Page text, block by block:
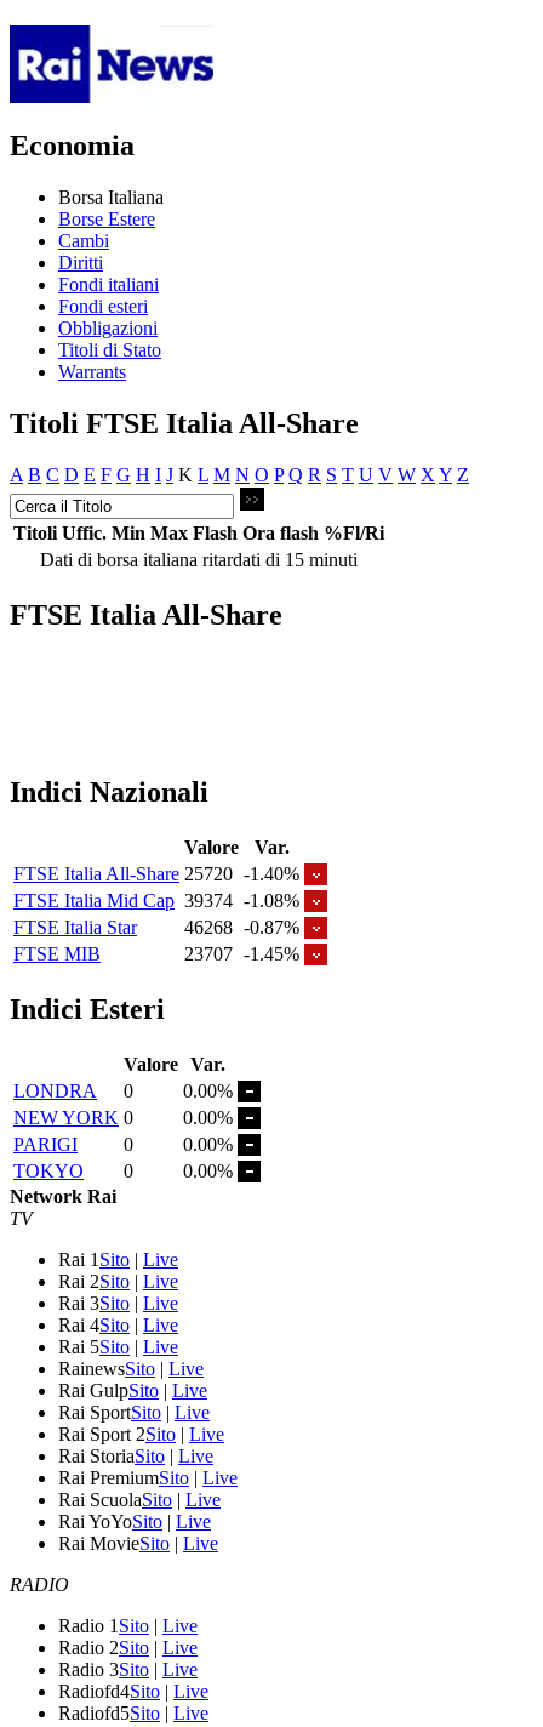
Economia
Borsa Italiana
Borse Estere
Cambi
Diritti
Fondi italiani
Fondi esteri
Obbligazioni
Titoli di Stato
Warrants
Titoli FTSE Italia All-Share
A B C D E F G H I J K L M N O P Q R S T U V W X Y Z
Titoli Uffic. Min Max Flash Ora flash %Fl/Ri
Dati di borsa italiana ritardati di 15 minuti
FTSE Italia All-Share
Indici Nazionali
Valore
Var.
FTSE Italia All-Share 25720 -1.40%
FTSE Italia Mid Cap 39374 -1.08%
FTSE Italia Star
46268 -0.87%
FTSE MIB
23707 -1.45%
Indici Esteri
Valore Var.
LONDRA
0
0.00%
NEW YORK 0
0.00%
PARIGI
0
0.00%
TOKYO
0
0.00%
Network Rai
TV
Rai 1 Sito | Live
Rai 2Sito | Live
Rai 3Sito | Live
Rai 4Sito | Live
Rai 5Sito | Live
RainewsSito | Live
Rai GulpSito | Live
Rai SportSito | Live
Rai Sport 2Sito | Live
Rai StoriaSito | Live
Rai PremiumSito | Live
Rai ScuolaSito | Live
Rai YoYoSito | Live
Rai MovieSito | Live
RADIO
Radio 1 Sito | Live
Radio 2Sito | Live
Radio 3Sito | Live
Radiofd4Sito | Live
Radiofd5Sito | Live